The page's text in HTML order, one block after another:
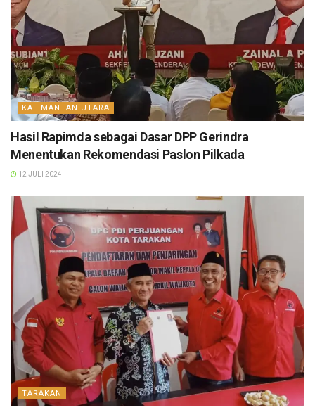
KALIMANTAN UTARA
Hasil Rapimda sebagai Dasar DPP Gerindra
Menentukan Rekomendasi Paslon Pilkada
12 JULI 2024
TARAKAN